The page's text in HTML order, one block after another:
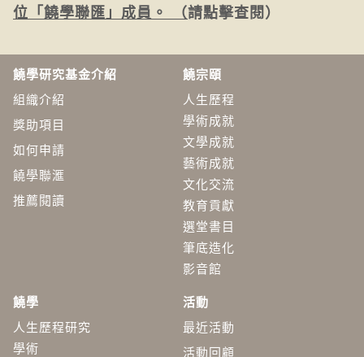
位「饒學聯匯」成員。
（請點擊查閱）
饒學研究基金介紹
組織介紹
獎助項目
如何申請
饒學聯滙
推薦閱讀
饒宗頤
人生歷程
學術成就
文學成就
藝術成就
文化交流
教育貢獻
選堂書目
筆底造化
影音館
饒學
人生歷程研究
學術
活動
最近活動
活動回顧